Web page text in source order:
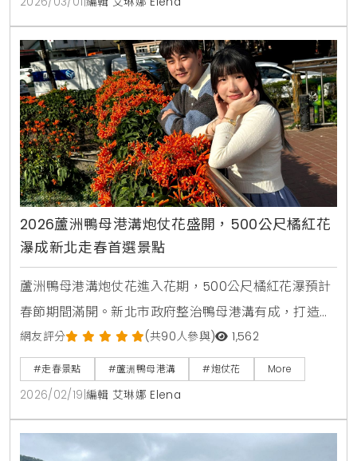
2026蘆洲鴨母港溝炮仗花盛開，500公尺橘紅花
瀑成新北走春首選景點
蘆洲鴨母港溝炮仗花進入花期，500公尺橘紅花瀑預計
春節期間滿開。新北市政府整治鴨母港溝有成，打造適
合走春的賞花廊道，市民可搭乘捷運轉乘公車輕鬆抵
達，感受春日暖陽下的喜慶氛圍與浪漫光雕夜景。
網友評分 (共90人參與) 1,562
#走春景點 #蘆洲鴨母港溝 #炮仗花 More
2026/02/19 編輯 艾琳娜 Elena